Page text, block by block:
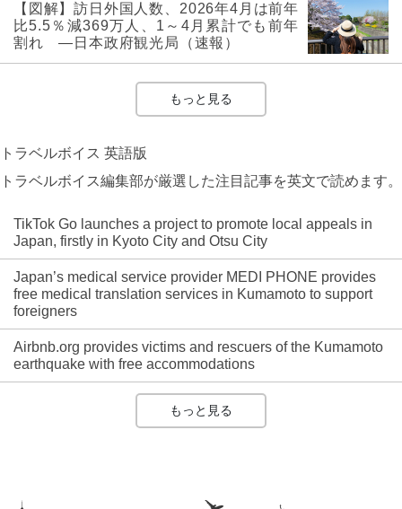
【図解】訪日外国人数、2026年4月は前年
比5.5％減369万人、1～4月累計でも前年
割れ ―日本政府観光局（速報）
もっと見る
トラベルボイス 英語版
トラベルボイス編集部が厳選した注目記事を英文で読めます。
TikTok Go launches a project to promote local appeals in
Japan, firstly in Kyoto City and Otsu City
Japan’s medical service provider MEDI PHONE provides
free medical translation services in Kumamoto to support
foreigners
Airbnb.org provides victims and rescuers of the Kumamoto
earthquake with free accommodations
もっと見る